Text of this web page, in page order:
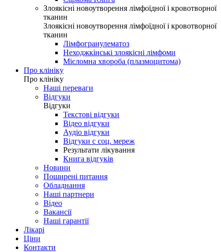
Злоякісні новоутворення лімфоїдної і кровотворної
тканин
Злоякісні новоутворення лімфоїдної і кровотворної
тканин
Лімфогранулематоз
Неходжкінські злоякісні лімфоми
Мієломна хвороба (плазмоцитома)
Про клініку
Про клініку
Наші переваги
Відгуки
Відгуки
Текстові відгуки
Відео відгуки
Аудіо відгуки
Відгуки с соц. мереж
Результати лікування
Книга відгуків
Новини
Поширені питання
Обладнання
Наші партнери
Відео
Вакансії
Наші гарантії
Лікарі
Ціни
Контакти